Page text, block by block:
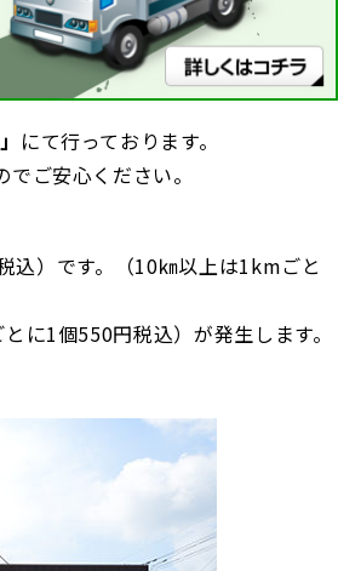
にて行っております。
ご安心ください。
込）です。（10㎞以上は1kmごと
に1個550円税込）が発生します。